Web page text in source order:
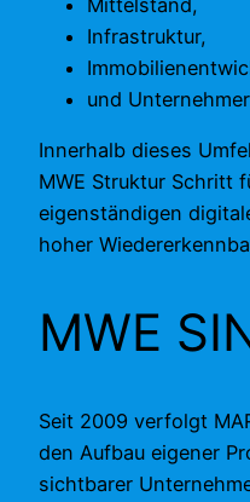
Infrastruktur,
und
Innerhalb dieses
MWE Struktur Schritt
eigenständigen
hoher
MWE
Seit 2009 verfolgt
den Aufbau eigener
sichtbarer